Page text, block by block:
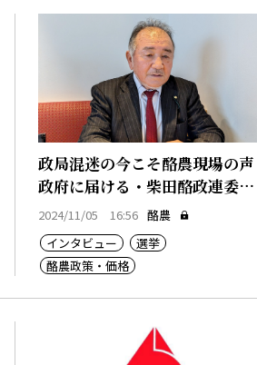
政局混迷の今こそ酪農現場の声
政府に届ける・柴田酪政連委員
長
2024/11/05 16:56 酪農
インタビュー
選挙
酪農政策・価格